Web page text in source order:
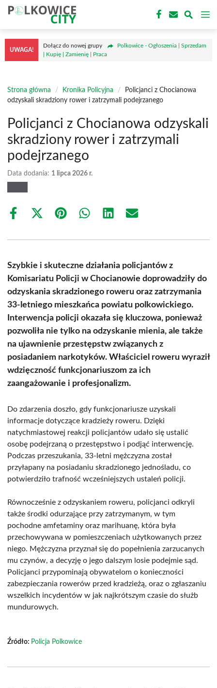
Przejdź
treści
UWAGA!
Dołącz do nowej grupy
Polkowice - Ogłoszenia | Sprzedam
| Kupię | Zamienię | Praca
Strona główna / Kronika Policyjna /
Policjanci z Chocianowa
odzyskali skradziony rower i zatrzymali podejrzanego
Policjanci z Chocianowa odzyskali
skradziony rower i zatrzymali
podejrzanego
Data dodania: 1 lipca 2026 r.
Share
Share
(Twitter)
Share Share Share Share
Szybkie i skuteczne działania policjantów z
Komisariatu Policji w Chocianowie doprowadziły do
odzyskania skradzionego roweru oraz zatrzymania
33-letniego mieszkańca powiatu polkowickiego.
Interwencja policji okazała się kluczowa, ponieważ
pozwoliła nie tylko na odzyskanie mienia, ale także
na ujawnienie przestępstw związanych z
posiadaniem narkotyków. Właściciel roweru wyraził
wdzięczność funkcjonariuszom za ich
zaangażowanie i profesjonalizm.
Do zdarzenia doszło, gdy funkcjonariusze uzyskali
informacje dotyczące kradzieży roweru. Dzięki
natychmiastowej reakcji policjantów udało się ustalić
osobę podejrzaną o przestępstwo i podjąć interwencję.
Podczas przeszukania, 33-letni mężczyzna został
przyłapany na posiadaniu skradzionego jednośladu, co
potwierdziło trafność wcześniejszych ustaleń policji.
Równocześnie z odzyskaniem roweru, policjanci odkryli
także środki odurzające przy zatrzymanym, w tym
pochodne amfetaminy oraz marihuanę, która była
przechowywana w pomieszczeniach użytkowanych przez
niego. Mężczyzna przyznał się do popełnienia zarzucanych
mu czynów, a decyzję o jego dalszym losie podejmie sąd.
Policjanci przypominają obywatelom o konieczności
zabezpieczania rowerów przed kradzieżą, oraz o zgłaszaniu
wszelkich incydentów w jak najkrótszym czasie do służb
mundurowych.
Źródło: Policja Polkowice